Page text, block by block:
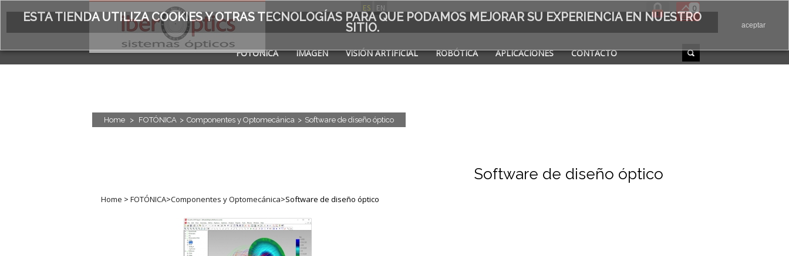
ES EN 0
FOTÓNICA IMAGEN VISIÓN ARTIFICIAL ROBÓTICA APLICACIONES
CONTACTO
ACERCA DE
Home > FOTÓNICA > Componentes y Optomecánica > Software de diseño óptico
Software de diseño óptico
Home > FOTÓNICA>Componentes y Optomecánica>Software de diseño óptico
ESTA TIENDA UTILIZA COOKIES Y OTRAS TECNOLOGÍAS PARA QUE PODAMOS MEJORAR SU EXPERIENCIA EN NUESTRO
SITIO. aceptar